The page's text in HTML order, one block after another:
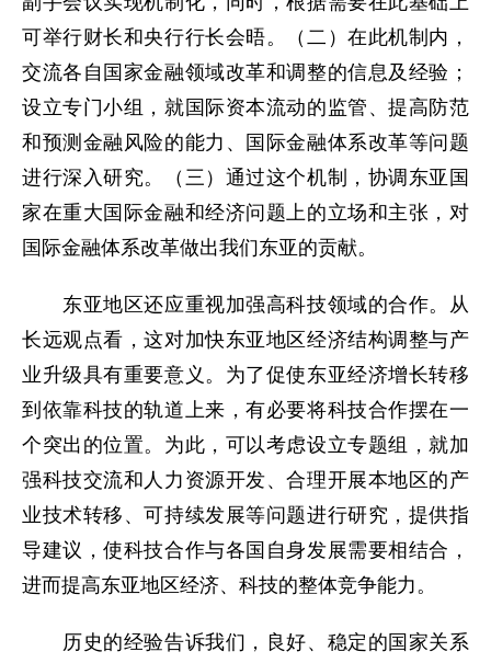
可举行财长和央行行长会晤。（二）在此机制内，
交流各自国家金融领域改革和调整的信息及经验；
设立专门小组，就国际资本流动的监管、提高防范
和预测金融风险的能力、国际金融体系改革等问题
进行深入研究。（三）通过这个机制，协调东亚国
家在重大国际金融和经济问题上的立场和主张，对
国际金融体系改革做出我们东亚的贡献。
东亚地区还应重视加强高科技领域的合作。从
长远观点看，这对加快东亚地区经济结构调整与产
业升级具有重要意义。为了促使东亚经济增长转移
到依靠科技的轨道上来，有必要将科技合作摆在一
个突出的位置。为此，可以考虑设立专题组，就加
强科技交流和人力资源开发、合理开展本地区的产
业技术转移、可持续发展等问题进行研究，提供指
导建议，使科技合作与各国自身发展需要相结合，
进而提高东亚地区经济、科技的整体竞争能力。
历史的经验告诉我们，良好、稳定的国家关系